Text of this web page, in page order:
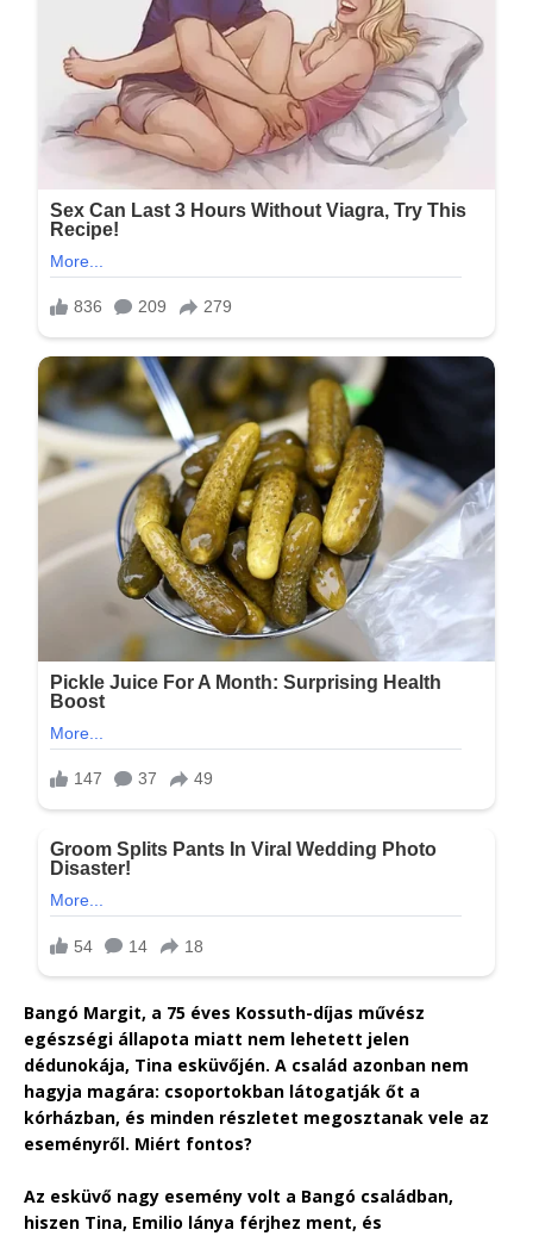
Bangó Margit, a 75 éves Kossuth-díjas művész
egészségi állapota miatt nem lehetett jelen
dédunokája, Tina esküvőjén. A család azonban nem
hagyja magára: csoportokban látogatják őt a
kórházban, és minden részletet megosztanak vele az
eseményről. Miért fontos?
Az esküvő nagy esemény volt a Bangó családban,
hiszen Tina, Emilio lánya férjhez ment, és